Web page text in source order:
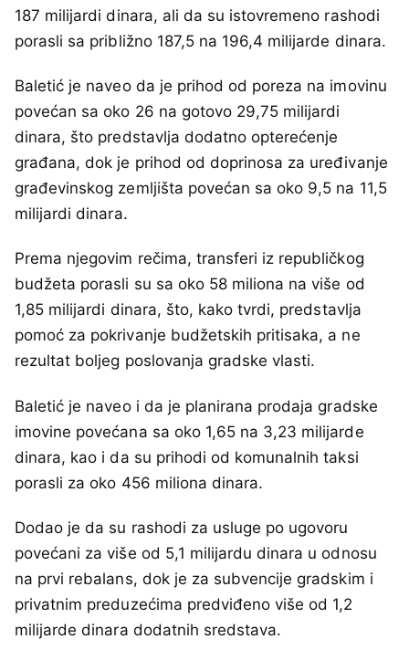
187 milijardi dinara, ali da su istovremeno rashodi
porasli sa približno 187,5 na 196,4 milijarde dinara.
Baletić je naveo da je prihod od poreza na imovinu
povećan sa oko 26 na gotovo 29,75 milijardi
dinara, što predstavlja dodatno opterećenje
građana, dok je prihod od doprinosa za uređivanje
građevinskog zemljišta povećan sa oko 9,5 na 11,5
milijardi dinara.
Prema njegovim rečima, transferi iz republičkog
budžeta porasli su sa oko 58 miliona na više od
1,85 milijardi dinara, što, kako tvrdi, predstavlja
pomoć za pokrivanje budžetskih pritisaka, a ne
rezultat boljeg poslovanja gradske vlasti.
Baletić je naveo i da je planirana prodaja gradske
imovine povećana sa oko 1,65 na 3,23 milijarde
dinara, kao i da su prihodi od komunalnih taksi
porasli za oko 456 miliona dinara.
Dodao je da su rashodi za usluge po ugovoru
povećani za više od 5,1 milijardu dinara u odnosu
na prvi rebalans, dok je za subvencije gradskim i
privatnim preduzećima predviđeno više od 1,2
milijarde dinara dodatnih sredstava.